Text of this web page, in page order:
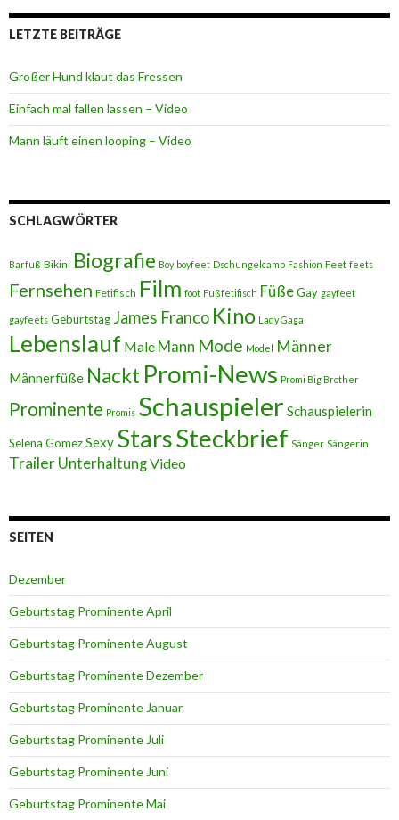
LETZTE BEITRÄGE
Großer Hund klaut das Fressen
Einfach mal fallen lassen – Video
Mann läuft einen looping – Video
SCHLAGWÖRTER
Barfuß Bikini Biografie Boy boyfeet Dschungelcamp Fashion Feet feets
Fernsehen Fetifisch Film foot Fußfetifisch FüßeGay gayfeet
gayfeets Geburtstag James Franco Kino Lady Gaga
Lebenslauf Male Mann Mode Model Männer
Männerfüße Nackt Promi-News Promi Big Brother
Prominente Promis Schauspieler Schauspielerin
Selena GomezSexy StarsSteckbrief Sänger Sängerin
Trailer UnterhaltungVideo
SEITEN
Dezember
Geburtstag Prominente April
Geburtstag Prominente August
Geburtstag Prominente Dezember
Geburtstag Prominente Januar
Geburtstag Prominente Juli
Geburtstag Prominente Juni
Geburtstag Prominente Mai